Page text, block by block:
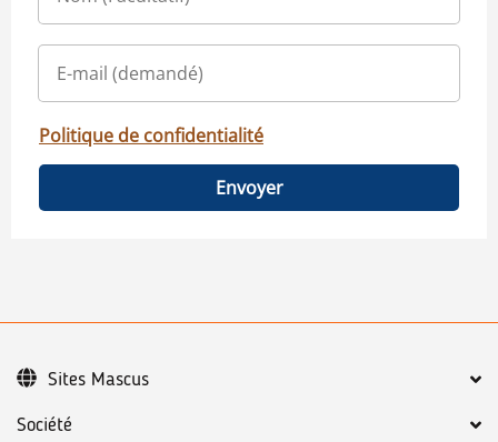
Politique de confidentialité
Envoyer
Société
Sites Mascus